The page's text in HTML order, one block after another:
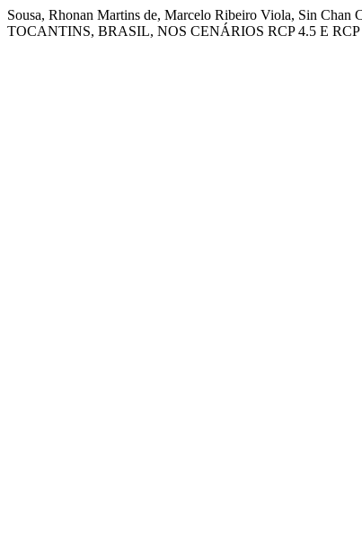
Sousa, Rhonan Martins de, Marcelo Ribeiro Viola, Sin
TOCANTINS, BRASIL, NOS CENÁRIOS RCP 4.5 E RCP